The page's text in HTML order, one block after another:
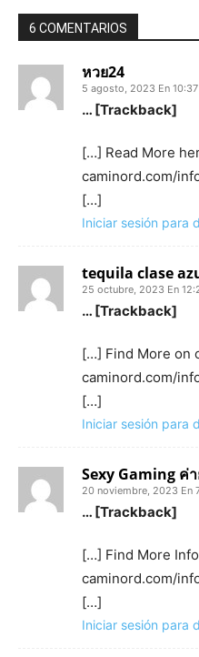
6 COMENTARIOS
หวย24
5 agosto, 2023 En
… [Trackback]
[…] Read More
caminord.com/
[…]
Iniciar sesión para
tequila clase
25 octubre, 2023 En
… [Trackback]
[…] Find More on
caminord.com/
[…]
Iniciar sesión para
Sexy Gaming ค่
20 noviembre, 2023 En
… [Trackback]
[…] Find More
caminord.com/
[…]
Iniciar sesión para